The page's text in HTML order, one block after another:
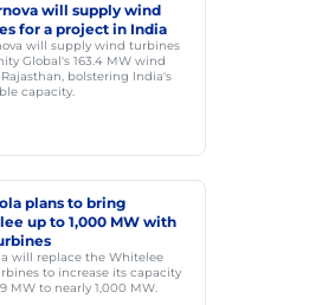
will supply wind
for a project in India
will supply wind turbines
Global's 163.4 MW wind
bolstering India's
capacity.
plans to bring
up to 1,000 MW with
will replace the Whitelee
to increase its capacity
MW to nearly 1,000 MW.